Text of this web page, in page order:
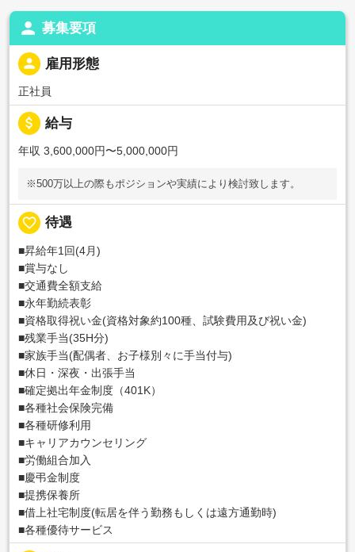
person 募集要項
person 雇用形態
正社員
attach_money 給与
年収 3,600,000円〜5,000,000円
※500万以上の際もポジションや実績により検討致します。
favorite_border 待遇
■昇給年1回(4月)
■賞与なし
■交通費全額支給
■永年勤続表彰
■資格取得祝い金(資格対象約100種、試験費用及び祝い金)
■残業手当(35H分)
■家族手当(配偶者、お子様別々に手当付与)
■休日・深夜・出張手当
■確定拠出年金制度（401K）
■各種社会保険完備
■各種研修利用
■キャリアカウンセリング
■労働組合加入
■慶弔金制度
■提携保養所
■借上社宅制度(転居を伴う勤務もしくは遠方通勤時)
■各種優待サービス